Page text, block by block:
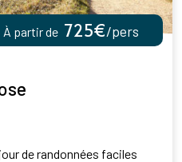
de randonnées faciles
À partir de 725€/pers